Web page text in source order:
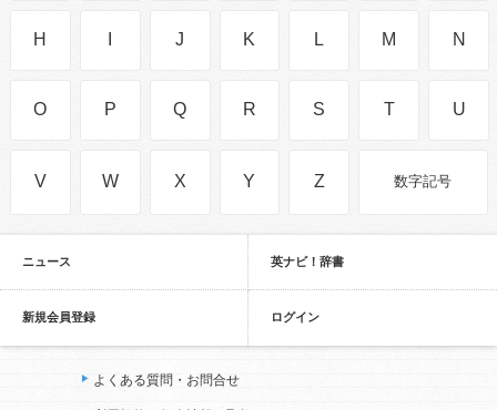
H J K L M N
O P Q R S T U
V W X Y Z 数字記号
ニュース 英ナビ！辞書
新規会員登録 ログイン
よくある質問・お問合せ